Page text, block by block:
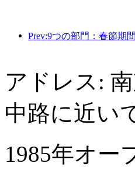
アドレス:
中路に近い
1985年オー